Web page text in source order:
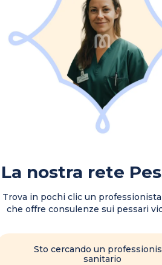
La nostra rete
Trova in pochi clic un
che offre consulenze sui pessari
Sto cercando un
sanitario